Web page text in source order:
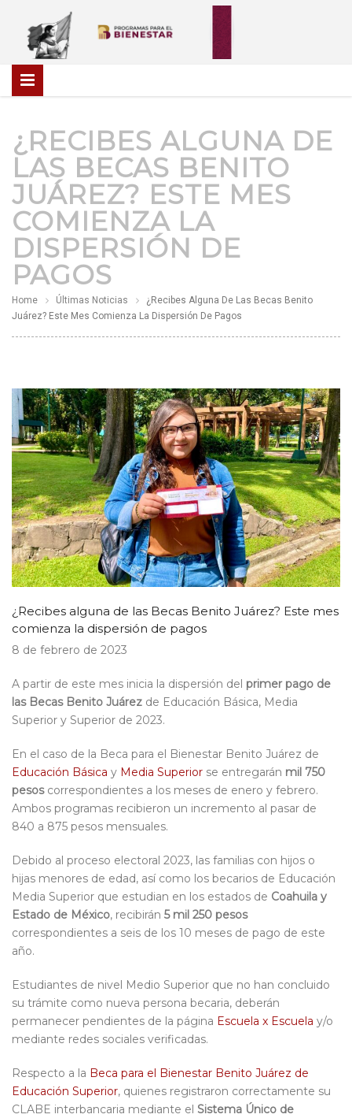
¿RECIBES ALGUNA DE
LAS BECAS BENITO
JUÁREZ? ESTE MES
COMIENZA LA
DISPERSIÓN DE
PAGOS
Home Últimas Noticias
¿Recibes Alguna De Las Becas Benito
Juárez? Este Mes Comienza La Dispersión De Pagos
¿Recibes alguna de las Becas Benito Juárez? Este mes
comienza la dispersión de pagos
8 de febrero de 2023
A partir de este mes inicia la dispersión del primer pago de
las Becas Benito Juárez de Educación Básica, Media
Superior y Superior de 2023.
En el caso de la Beca para el Bienestar Benito Juárez de
Educación Básica y Media Superior se entregarán mil 750
pesoscorrespondientes a los meses de enero y febrero.
Ambos programas recibieron un incremento al pasar de
840 a 875 pesos mensuales.
Debido al proceso electoral 2023, las familias con hijos o
hijas menores de edad, así como los becarios de Educación
Media Superior que estudian en los estados de Coahuila y
Estado de México, recibirán 5 mil 250 pesos
correspondientes a seis de los 10 meses de pago de este
año.
Estudiantes de nivel Medio Superior que no han concluido
su trámite como nueva persona becaria, deberán
permanecer pendientes de la página Escuela x Escuela y/o
mediante redes sociales verificadas.
Respecto a la Beca para el Bienestar Benito Juárez de
Educación Superior, quienes registraron correctamente su
CLABE interbancaria mediante el Sistema Único de